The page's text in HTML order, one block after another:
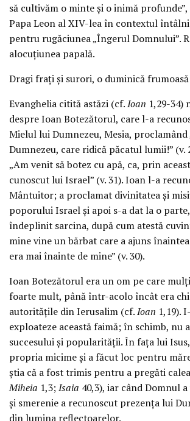
să cultivăm o minte și o inimă profunde”,
Papa Leon al XIV-lea în contextul
pentru rugăciunea „Îngerul Domnului”.
alocuțiunea papală.
Dragi frați și surori, o duminică
Evanghelia citită astăzi (cf.Ioan 1,29-34)
despre Ioan Botezătorul, care l-a
Mielul lui Dumnezeu, Mesia,
Dumnezeu, care ridică păcatul lumii!” (v.
„Am venit să botez cu apă, ca, prin
cunoscut lui Israel” (v. 31). Ioan l-a
Mântuitor; a proclamat divinitatea și
poporului Israel și apoi s-a dat la o
îndeplinit sarcina, după cum atestă
mine vine un bărbat care a ajuns
era mai înainte de mine” (v. 30).
Ioan Botezătorul era un om pe care
foarte mult, până într-acolo încât era
autoritățile din Ierusalim (cf.Ioan 1,19).
exploateze această faimă; în schimb, nu
succesului și popularității. În fața lui
propria micime și a făcut loc pentru
știa că a fost trimis pentru a pregăti
Miheia 1,3;Isaia 40,3), iar când Domnul
și smerenie a recunoscut prezența lui
din lumina reflectoarelor.